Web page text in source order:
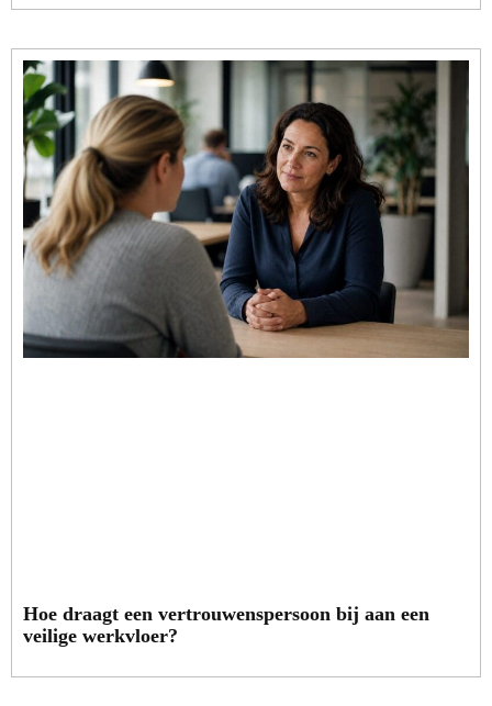
Hoe draagt een vertrouwenspersoon bij aan een
veilige werkvloer?